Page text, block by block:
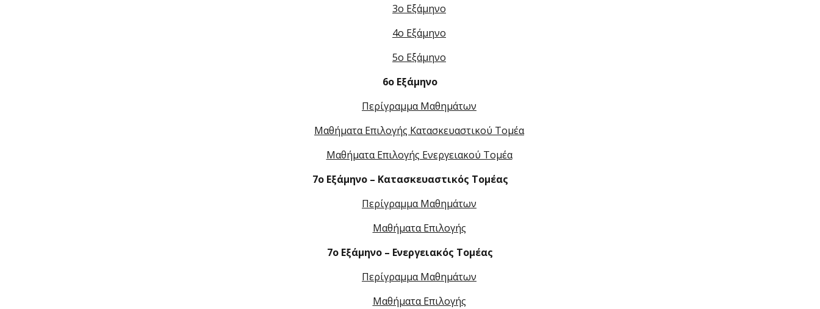
3ο Εξάμηνο
4ο Εξάμηνο
5ο Εξάμηνο
6ο Εξάμηνο
Περίγραμμα Μαθημάτων
Μαθήματα Επιλογής Κατασκευαστικού Τομέα
Μαθήματα Επιλογής Ενεργειακού Τομέα
7ο Εξάμηνο – Κατασκευαστικός Τομέας
Περίγραμμα Μαθημάτων
Μαθήματα Επιλογής
7ο Εξάμηνο – Ενεργειακός Τομέας
Περίγραμμα Μαθημάτων
Μαθήματα Επιλογής